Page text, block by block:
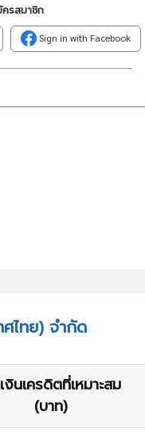
รสมาชิก
Sign in with Facebook
ศไทย) จำกัด
งินเครดิตที่เหมาะสม
(บาท)